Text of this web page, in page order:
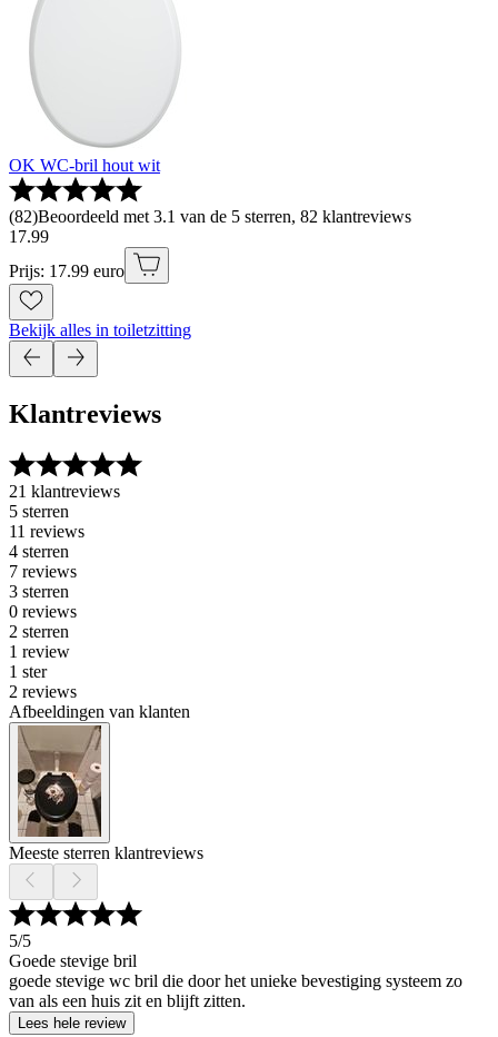
OK WC-bril hout wit
(82)Beoordeeld met 3.1 van de 5 sterren, 82 klantreviews
17.99
Prijs: 17.99 euro
Bekijk alles in toiletzitting
Klantreviews
21 klantreviews
5 sterren
11 reviews
4 sterren
7 reviews
3 sterren
0 reviews
2 sterren
1 review
1 ster
2 reviews
Afbeeldingen van klanten
Meeste sterren klantreviews
5/5
Goede stevige bril
goede stevige wc bril die door het unieke bevestiging systeem zo
van als een huis zit en blijft zitten.
Lees hele review